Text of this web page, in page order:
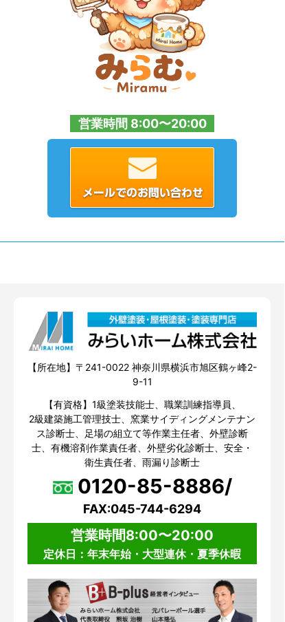
営業時間 8:00〜20:00
【所在地】〒241-0022 神奈川県横浜市旭区鶴ヶ峰2-
9-11
【有資格】1級塗装技能士、職業訓練指導員、
2級建築施工管理技士、窯業サイディングメンテナン
ス診断士、足場の組立て等作業主任者、外壁診断
士、有機溶剤作業責任者、外壁劣化診断士、安全・
衛生責任者、雨漏り診断士
0120-85-8886/
FAX:045-744-6294
営業時間8:00〜20:00
定休日：年末年始・大型連休・夏季休暇